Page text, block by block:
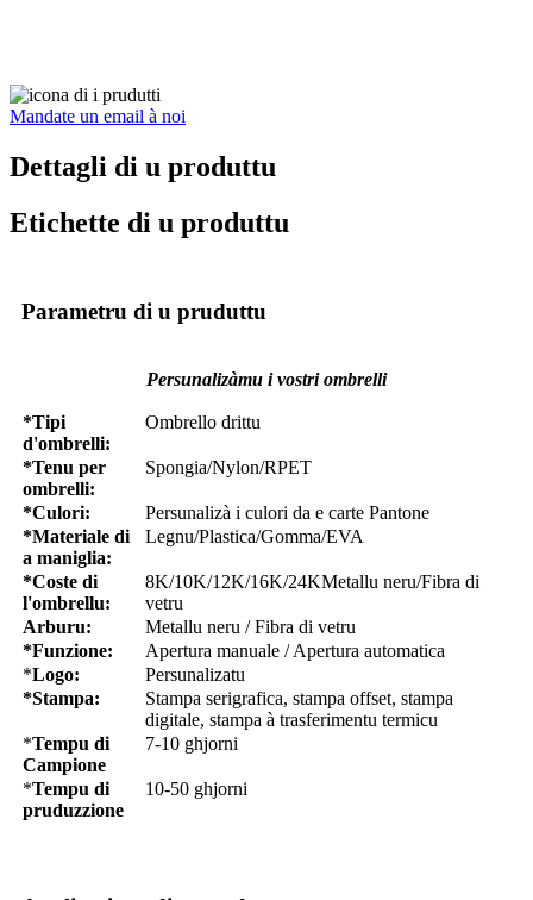
Mandate un email à noi
Dettagli di u produttu
Etichette di u produttu
Parametru di u pruduttu
Persunalizàmu i vostri ombrelli
*Tipi
d'ombrelli:
Ombrello drittu
*Tenu per
ombrelli:
Spongia/Nylon/RPET
*Culori:
Persunalizà i culori da e carte Pantone
*Materiale di
a maniglia:
Legnu/Plastica/Gomma/EVA
*Coste di
l'ombrellu:
8K/10K/12K/16K/24KMetallu neru/Fibra di
vetru
Arburu:
Metallu neru / Fibra di vetru
*Funzione:
Apertura manuale / Apertura automatica
*Logo:
Persunalizatu
*Stampa:
Stampa serigrafica, stampa offset, stampa
digitale, stampa à trasferimentu termicu
*Tempu di
Campione
7-10 ghjorni
*Tempu di
pruduzzione
10-50 ghjorni